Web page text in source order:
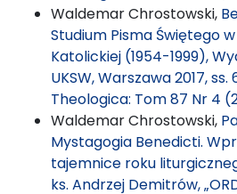
Waldemar Chrostowski,
Studium Pisma Świętego
Katolickiej (1954-1999),
UKSW, Warszawa 2017, ss.
Theologica: Tom 87 Nr 4
Waldemar Chrostowski,
Mystagogia Benedicti.
tajemnice roku
ks. Andrzej Demitrów,